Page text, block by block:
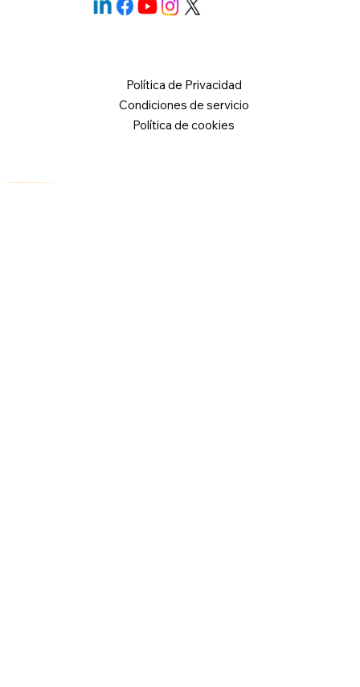
Política de Privacidad
Condiciones de servicio
Política de cookies